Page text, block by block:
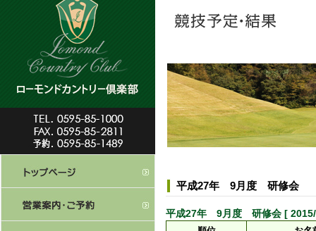
平成27年 9月度 研修会
平成27年 9月度 研修会 [